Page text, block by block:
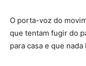
O porta-voz do
que tentam fugir do
para casa e que